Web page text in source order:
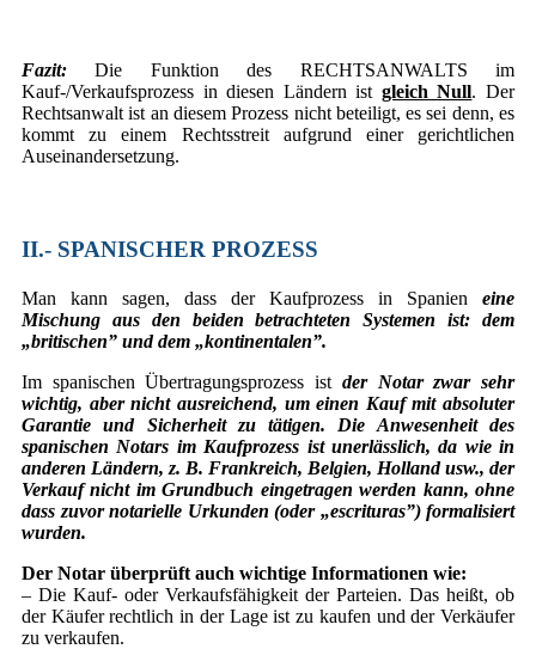
Fazit: Die Funktion des RECHTSANWALTS im
Kauf-/Verkaufsprozess in diesen Ländern ist gleich Null. Der
Rechtsanwalt ist an diesem Prozess nicht beteiligt, es sei denn, es
kommt zu einem Rechtsstreit aufgrund einer gerichtlichen
Auseinandersetzung.
II.- SPANISCHER PROZESS
Man kann sagen, dass der Kaufprozess in Spanien eine
Mischung aus den beiden betrachteten Systemen ist: dem
„britischen” und dem „kontinentalen”.
Im spanischen Übertragungsprozess ist der Notar zwar sehr
wichtig, aber nicht ausreichend, um einen Kauf mit absoluter
Garantie und Sicherheit zu tätigen. Die Anwesenheit des
spanischen Notars im Kaufprozess ist unerlässlich, da wie in
anderen Ländern, z. B. Frankreich, Belgien, Holland usw., der
Verkauf nicht im Grundbuch eingetragen werden kann, ohne
dass zuvor notarielle Urkunden (oder „escrituras”) formalisiert
wurden.
Der Notar überprüft auch wichtige Informationen wie:
– Die Kauf- oder Verkaufsfähigkeit der Parteien. Das heißt, ob
der Käufer rechtlich in der Lage ist zu kaufen und der Verkäufer
zu verkaufen.